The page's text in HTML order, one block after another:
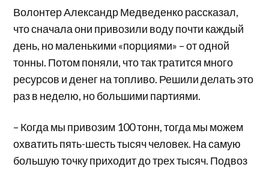
Волонтер Александр Медведенко рассказал,
что сначала они привозили воду почти каждый
день, но маленькими «порциями» – от одной
тонны. Потом поняли, что так тратится много
ресурсов и денег на топливо. Решили делать это
раз в неделю, но большими партиями.
– Когда мы привозим 100 тонн, тогда мы можем
охватить пять-шесть тысяч человек. На самую
большую точку приходит до трех тысяч. Подвоз